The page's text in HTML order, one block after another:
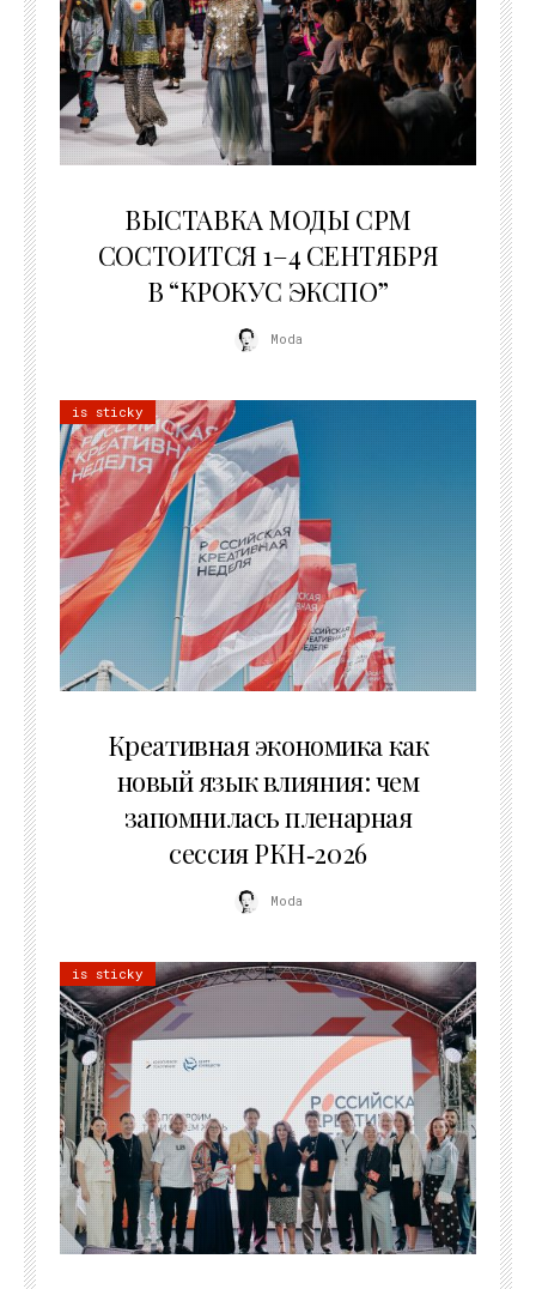
ВЫСТАВКА МОДЫ CPM
СОСТОИТСЯ 1–4 СЕНТЯБРЯ
В “КРОКУС ЭКСПО”
Moda
is sticky
Креативная экономика как
новый язык влияния: чем
запомнилась пленарная
сессия РКН‑2026
Moda
is sticky